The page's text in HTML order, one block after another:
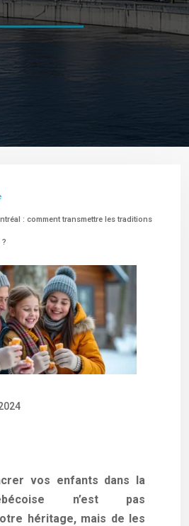
: comment transmettre les traditions
vos enfants dans la
n’est pas
héritage, mais de les